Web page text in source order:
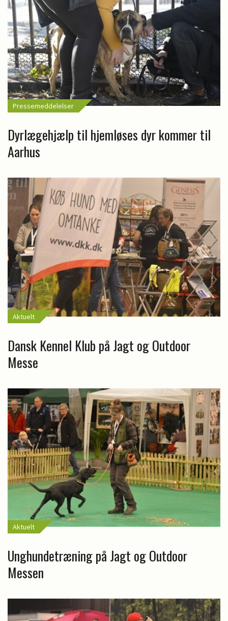
Pressemeddelelser
Dyrlægehjælp til hjemløses dyr kommer til
Aarhus
Aktuelt
Dansk Kennel Klub på Jagt og Outdoor
Messe
Aktuelt
Unghundetræning på Jagt og Outdoor
Messen